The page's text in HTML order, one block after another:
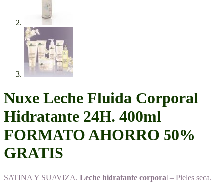
Nuxe Leche Fluida Corporal
Hidratante 24H. 400ml
FORMATO AHORRO 50%
GRATIS
SATINA Y SUAVIZA. Leche hidratante corporal – Pieles seca.